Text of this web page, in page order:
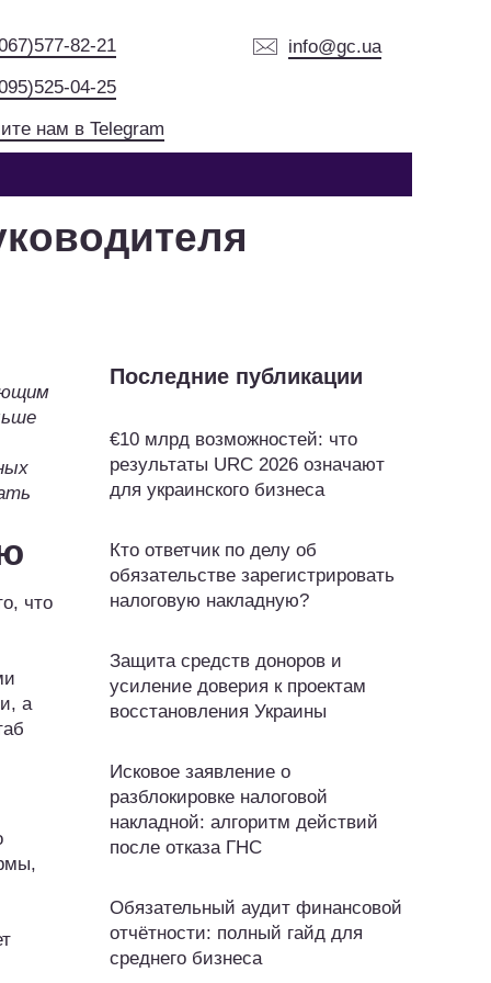
82-21
04-25
нам в Telegram
info@gc.ua
что
а
Последние публикации
€10 млрд возможностей: что
результаты URC 2026 означают
для украинского бизнеса
Кто ответчик по делу об
обязательстве зарегистрировать
налоговую накладную?
Защита средств доноров и
усиление доверия к проектам
восстановления Украины
Исковое заявление о
разблокировке налоговой
накладной: алгоритм действий
после отказа ГНС
Обязательный аудит финансовой
отчётности: полный гайд для
среднего бизнеса